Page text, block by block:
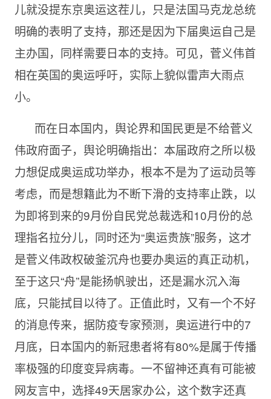
儿就没提东京奥运这茬儿，只是法国马克龙总统
明确的表明了支持，那还是因为下届奥运自己是
主办国，同样需要日本的支持。可见，菅义伟首
相在英国的奥运呼吁，实际上貌似雷声大雨点
小。
而在日本国内，舆论界和国民更是不给菅义
伟政府面子，舆论明确指出：本届政府之所以极
力想促成奥运成功举办，根本不是为了运动员等
考虑，而是想籍此为不断下滑的支持率止跌，以
为即将到来的9月份自民党总裁选和10月份的总
理指名拉分儿，同时还为“奥运贵族”服务，这才
是菅义伟政权破釜沉舟也要办奥运的真正动机，
至于这只“舟”是能扬帆驶出，还是漏水沉入海
底，只能拭目以待了。正值此时，又有一个不好
的消息传来，据防疫专家预测，奥运进行中的7
月底，日本国内的新冠患者将有80%是属于传播
率极强的印度变异病毒。一不留神还真有可能被
网友言中，选择49天居家办公，这个数字还真